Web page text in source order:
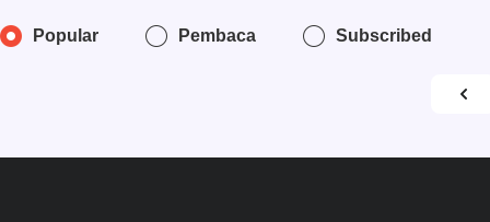
Popular Pembaca Subscribed